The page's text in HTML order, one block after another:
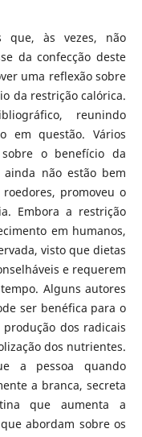
que, às vezes, não
da confecção deste
uma reflexão sobre
da restrição calórica.
reunindo
em questão. Vários
o benefício da
não estão bem
promoveu o
Embora a restrição
em humanos,
visto que dietas
e requerem
Alguns autores
ser benéfica para o
dos radicais
dos nutrientes.
a pessoa quando
a branca, secreta
que aumenta a
abordam sobre os